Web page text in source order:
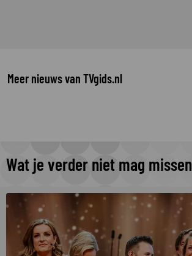
Meer nieuws van TVgids.nl
Wat je verder niet mag missen